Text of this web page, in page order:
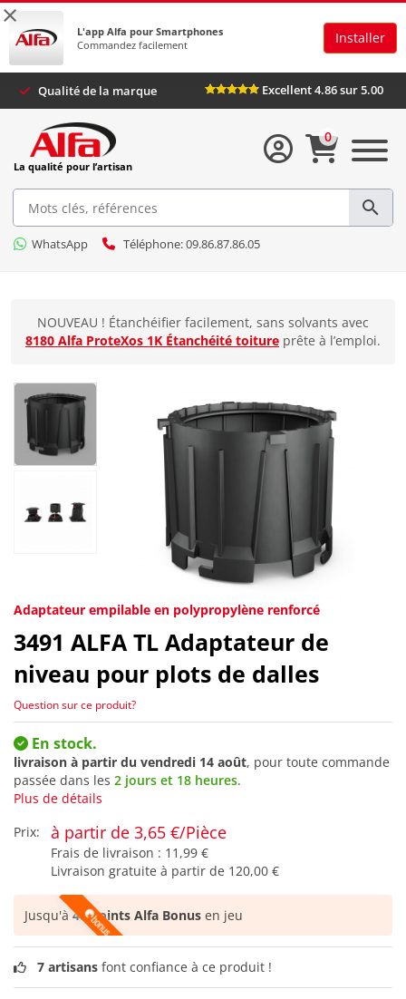
×
L'app Alfa pour Smartphones
Commandez facilement
Installer
Qualité de la marque Excellent 4.86 sur 5.00
La qualité pour l’artisan
WhatsApp Téléphone: 09.86.87.86.05
0
NOUVEAU ! Étanchéifier facilement, sans solvants avec
8180 Alfa ProteXos 1K Étanchéité toiture prête à l’emploi.
Adaptateur empilable en polypropylène renforcé
3491 ALFA TL Adaptateur de
niveau pour plots de dalles
Question sur ce produit?
En stock.
livraison à partir du vendredi 14 août, pour toute commande
passée dans les 2 jours et 18 heures.
Plus de détails
Prix:
à partir de 3,65 €/Pièce
Frais de livraison : 11,99 €
Livraison gratuite à partir de 120,00 €
Jusqu'à48 points Alfa Bonus en jeu
7 artisans font confiance à ce produit !